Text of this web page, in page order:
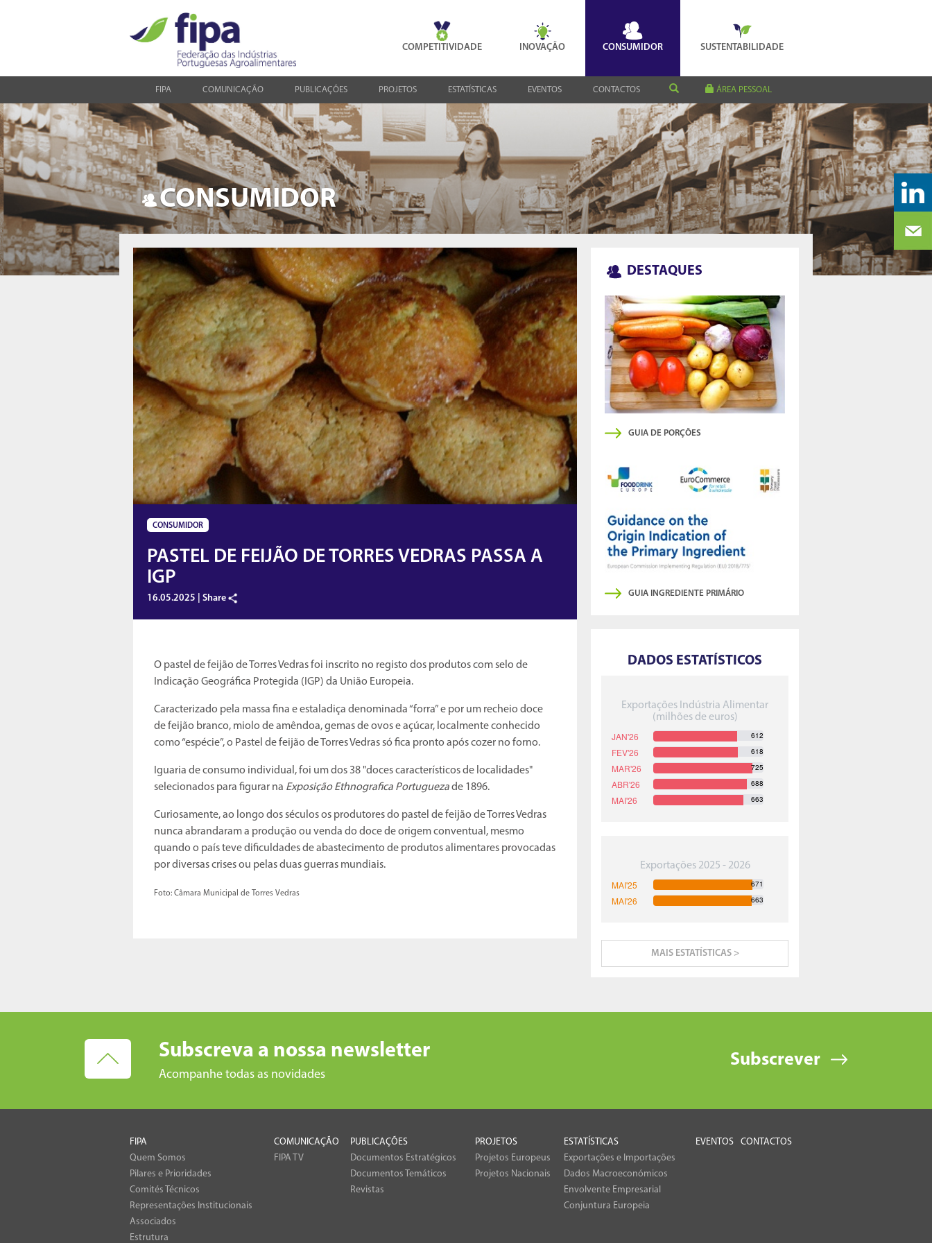
COMPETITIVIDADE INOVAÇÃO CONSUMIDOR SUSTENTABILIDADE
FIPA COMUNICAÇÃO PUBLICAÇÕES PROJETOS ESTATÍSTICAS EVENTOS CONTACTOS ÁREA PESSOAL
CONSUMIDOR
CONSUMIDOR
PASTEL DE FEIJÃO DE TORRES VEDRAS PASSA A
IGP
16.05.2025 | Share
O pastel de feijão de Torres Vedras foi inscrito no registo dos produtos com selo de
Indicação Geográfica Protegida (IGP) da União Europeia.
Caracterizado pela massa fina e estaladiça denominada “forra” e por um recheio doce
de feijão branco, miolo de amêndoa, gemas de ovos e açúcar, localmente conhecido
como “espécie”, o Pastel de feijão de Torres Vedras só fica pronto após cozer no forno.
Iguaria de consumo individual, foi um dos 38 "doces característicos de localidades"
selecionados para figurar na Exposição Ethnografica Portuguezade 1896.
Curiosamente, ao longo dos séculos os produtores do pastel de feijão de Torres Vedras
nunca abrandaram a produção ou venda do doce de origem conventual, mesmo
quando o país teve dificuldades de abastecimento de produtos alimentares provocadas
por diversas crises ou pelas duas guerras mundiais.
Foto: Câmara Municipal de Torres Vedras
DESTAQUES
GUIA DE PORÇÕES
GUIA INGREDIENTE PRIMÁRIO
DADOS ESTATÍSTICOS
Exportações Indústria Alimentar
(milhões de euros)
612
618
725
688
663
Exportações 2025 - 2026
671
663
MAIS ESTATÍSTICAS >
Subscreva a nossa newsletter
Acompanhe todas as novidades
Subscrever
FIPA
Quem Somos
Pilares e Prioridades
Comités Técnicos
Representações Institucionais
Associados
Estrutura
COMUNICAÇÃO
FIPA TV
PUBLICAÇÕES
Documentos Estratégicos
Documentos Temáticos
Revistas
PROJETOS
Projetos Europeus
Projetos Nacionais
ESTATÍSTICAS
Exportações e Importações
Dados Macroeconómicos
Envolvente Empresarial
Conjuntura Europeia
EVENTOS CONTACTOS